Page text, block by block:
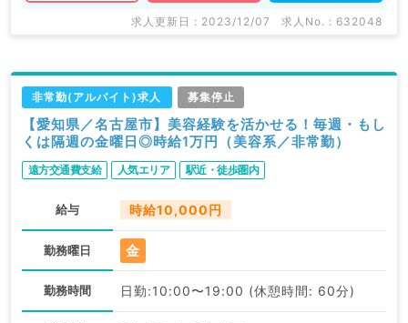
求人更新日 : 2023/12/07 求人No. : 632048
非常勤(アルバイト)求人 募集停止
【愛知県／名古屋市】美容経験を活かせる！毎週・もし
くは隔週の金曜日◎時給1万円（美容系／非常勤）
遠方交通費支給 人気エリア 駅近・徒歩圏内
給与 時給10,000円
勤務曜日 金
勤務時間 日勤:10:00〜19:00 (休憩時間: 60分)